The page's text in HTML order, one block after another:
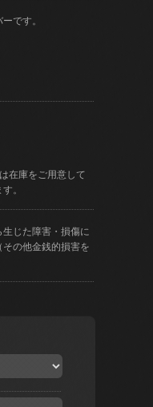
です。
在庫をご用意して
。
じた障害・損傷に
の他金銭的損害を